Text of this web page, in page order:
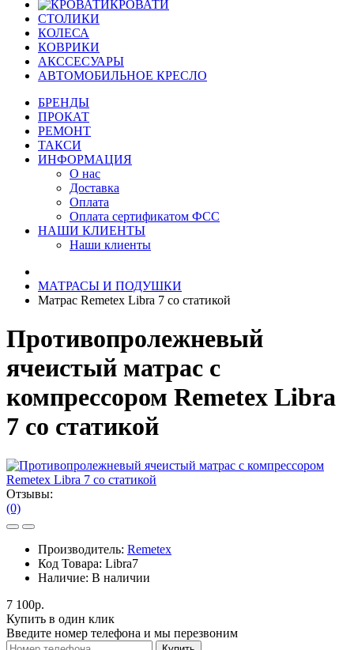
КРОВАТИ
СТОЛИКИ
КОЛЕСА
КОВРИКИ
АКССЕСУАРЫ
АВТОМОБИЛЬНОЕ КРЕСЛО
БРЕНДЫ
ПРОКАТ
РЕМОНТ
ТАКСИ
ИНФОРМАЦИЯ
О нас
Доставка
Оплата
Оплата сертификатом ФСС
НАШИ КЛИЕНТЫ
Наши клиенты
МАТРАСЫ И ПОДУШКИ
Матрас Remetex Libra 7 со статикой
Противопролежневый
ячеистый матрас с
компрессором Remetex Libra
7 со статикой
Отзывы:
(0)
Производитель: Remetex
Код Товара: Libra7
Наличие: В наличии
7 100р.
Купить в один клик
Введите номер телефона и мы перезвоним